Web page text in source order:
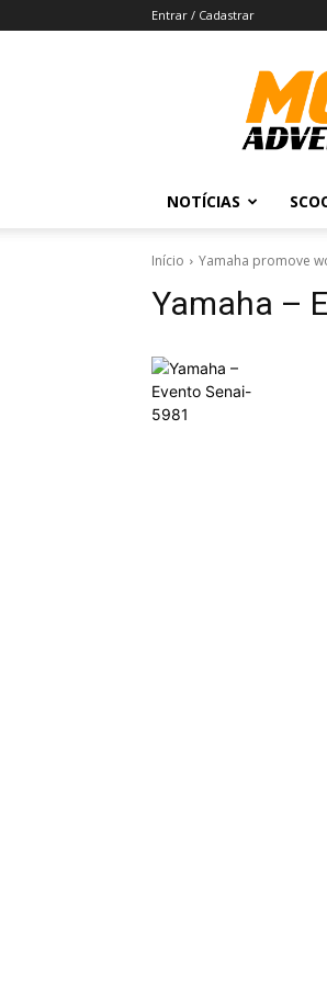
Entrar / Cadastrar
NOTÍCIAS
Início Yamaha promove
Yamaha –